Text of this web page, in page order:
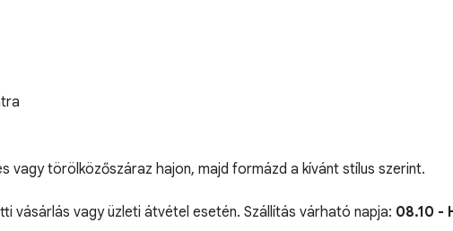
vagy törölközőszáraz hajon, majd formázd a kívánt stílus szerint.
vásárlás vagy üzleti átvétel esetén. Szállítás várható napja: 08.10 -